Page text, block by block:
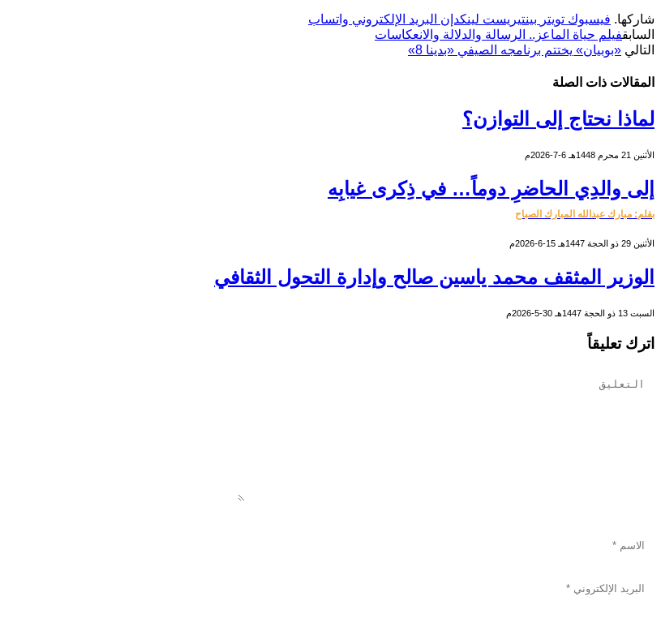
شاركها. فيسبوك تويتر بينتيريست لينكدإن البريد الإلكتروني واتساب
السابقفيلم حياة الماعز.. الرسالة والدلالة والانعكاسات
التالي «بوبيان» يختتم برنامجه الصيفي «بدينا 8»
المقالات ذات الصلة
لماذا نحتاج إلى التوازن؟
الأثنين 21 محرم 1448هـ 6-7-2026م
إلى والدِي الحاضرِ دوماً… في ذِكرى غيابِه
بقلم: مبارك عبدالله المبارك الصباح
الأثنين 29 ذو الحجة 1447هـ 15-6-2026م
الوزير المثقف محمد ياسين صالح وإدارة التحول الثقافي
السبت 13 ذو الحجة 1447هـ 30-5-2026م
اترك تعليقاً